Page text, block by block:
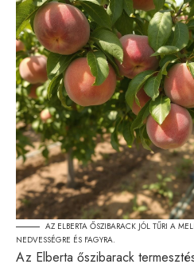
AZ ELBERTA ŐSZIBARACK JÓL TŰRI A
NEDVESSÉGRE ÉS FAGYRA.
Az Elberta őszibarack